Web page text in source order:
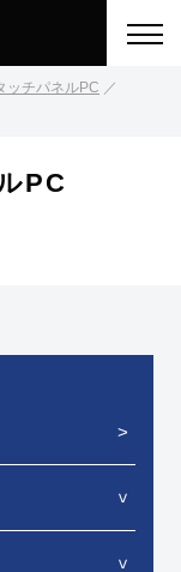
ッチパネルPC ／
PC